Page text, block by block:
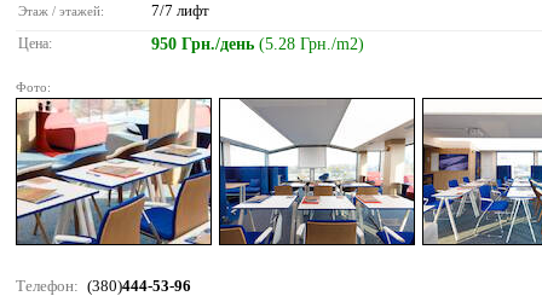
Этаж / этажей: 7/7 лифт
Цена: 950 Грн./день (5.28 Грн./m2)
Фото:
Телефон: (380)444-53-96